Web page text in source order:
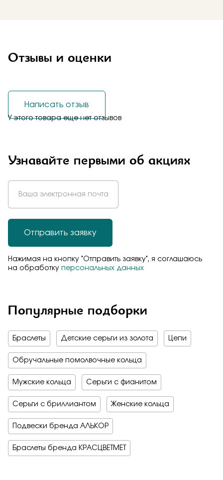
Отзывы и оценки
У этого товара еще нет отзывов
Написать отзыв
Узнавайте первыми об акциях
Отправить заявку
Нажимая на кнопку "Отправить заявку", я соглашаюсь
на обработку персональных данных
Популярные подборки
Браслеты Детские серьги из золота Цепи
Обручальные помолвочные кольца
Мужские кольца Серьги с фианитом
Серьги с бриллиантом Женские кольца
Подвески бренда АЛЬКОР
Браслеты бренда КРАСЦВЕТМЕТ